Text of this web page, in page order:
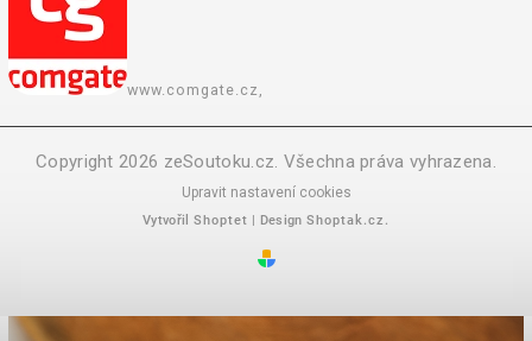
www.comgate.cz,
Copyright 2026 zeSoutoku.cz. Všechna práva vyhrazena.
Upravit nastavení cookies
Vytvořil Shoptet | Design Shoptak.cz.